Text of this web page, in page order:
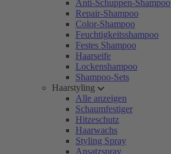
Anti-Schuppen-Shampoo
Repair-Shampoo
Color-Shampoo
Feuchtigkeitsshampoo
Festes Shampoo
Haarseife
Lockenshampoo
Shampoo-Sets
Haarstyling
Alle anzeigen
Schaumfestiger
Hitzeschutz
Haarwachs
Styling Spray
Ansatzspray